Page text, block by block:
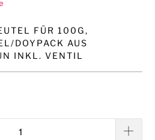
FÜR 100G,
DOYPACK AUS
INKL. VENTIL